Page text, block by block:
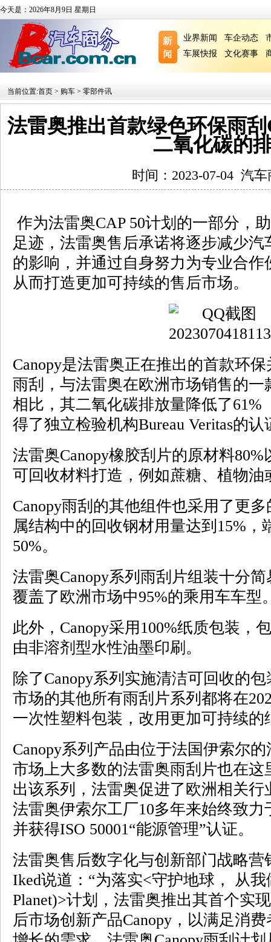
今天是：2026年8月9日 星期日
业界新闻 车企动态
车展快报
文化赛事
当前位置:首页 > 购车 > 零部件讯
法雷奥推出首款绿色环保雨
二氧化碳的
时间：2023-07-04 汽车
作为法雷奥CAP 50计划的一部分，
足迹，法雷奥售后承诺将逐步减少
的影响，并通过自身努力为专业合
从而打造更加可持续的售后市场。
Canopy是法雷奥正在推出的首款环
雨刮，与法雷奥在欧洲市场销售的
相比，其二氧化碳排放量降低了61%
得了独立检验机构Bureau Veritas的认
法雷奥Canopy橡胶刮片的原材料
可回收材料打造，例如蔗糖、植物
Canopy雨刮的其他组件也采用了更
属结构中的回收钢材用量达到15%，
50%。
法雷奥Canopy系列雨刮片组装十分
覆盖了欧洲市场中95%的乘用车车型
此外，Canopy采用100%纸质包装，
由非溶剂型水性油墨印刷。
除了Canopy系列实施清洁可回收的
市场的其他所有雨刮片系列都将在
一次性塑料包装，改用更加可持续的
Canopy系列产品由位于法国伊索尔
市场上大多数的法雷奥雨刮片也在
出该系列，法雷奥促进了欧洲相关
法雷奥伊索尔工厂10多年来始终致
并获得ISO 50001“能源管理”认证。
法雷奥售后数字化与创新部门战略营
Iked说道：“为落实<守护地球， 从我
Planet)>计划，法雷奥推出其首个实
后市场创新产品Canopy，以满足消